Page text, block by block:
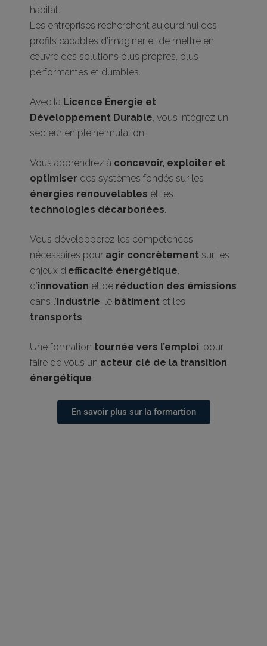
habitat.
Les entreprises recherchent aujourd’hui des
profils capables d’imaginer et de mettre en
œuvre des solutions plus propres, plus
performantes et durables.
Avec la Licence Énergie et
Développement Durable , vous intégrez un
secteur en pleine mutation.
Vous apprendrez à concevoir, exploiter et
optimiser des systèmes fondés sur les
énergies renouvelables et les
technologies décarbonées
Vous développerez les compétences
nécessaires pour agir concrètement sur les
enjeux d’efficacité énergétique
d’innovation et de réduction des émissions
dans l’industrie , le bâtiment et les
transports
Une formation tournée vers l’emploi , pour
faire de vous un acteur clé de la transition
énergétique
En savoir plus sur la formartion